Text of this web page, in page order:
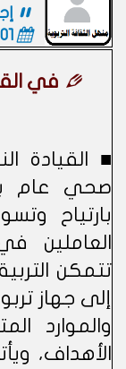
في
■ القيادة
صحي عام
بارتياح
العاملين
تتمكن
إلى جهاز
والموارد
الأهداف،